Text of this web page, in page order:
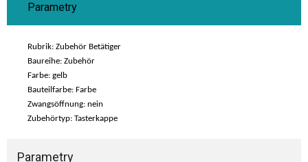
Parametry
Rubrik: Zubehör Betätiger
Baureihe: Zubehör
Farbe: gelb
Bauteilfarbe: Farbe
Zwangsöffnung: nein
Zubehörtyp: Tasterkappe
Parametry